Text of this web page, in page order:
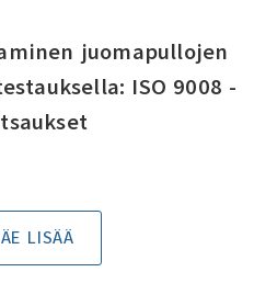
juomapullojen
ISO 9008 -
LISÄÄ